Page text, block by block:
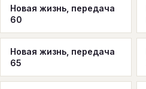
Новая жизнь, передача
60
Новая жизнь, передача
65